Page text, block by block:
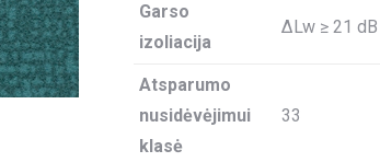
Garso
izoliacija
ΔLw ≥ 21 dB
Atsparumo
nusidėvėjimui
klasė
33